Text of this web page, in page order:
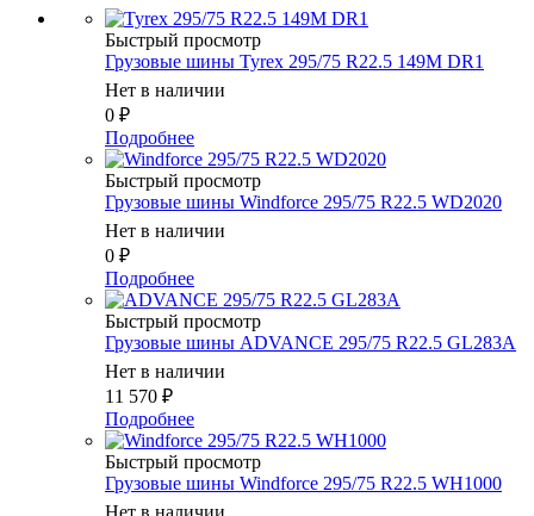
Быстрый просмотр
Грузовые шины Tyrex 295/75 R22.5 149M DR1
Нет в наличии
0 ₽
Подробнее
Быстрый просмотр
Грузовые шины Windforce 295/75 R22.5 WD2020
Нет в наличии
0 ₽
Подробнее
Быстрый просмотр
Грузовые шины ADVANCE 295/75 R22.5 GL283A
Нет в наличии
11 570 ₽
Подробнее
Быстрый просмотр
Грузовые шины Windforce 295/75 R22.5 WH1000